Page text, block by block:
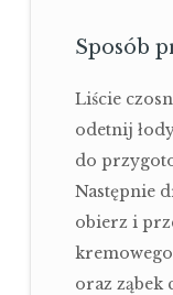
Sposób
Liście
odetnij
do
Następnie
obierz i
oraz ząbek